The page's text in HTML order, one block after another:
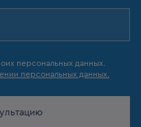
персональных данных.
персональных данных.